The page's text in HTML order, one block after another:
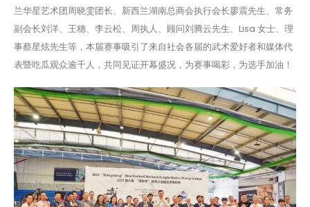
兰华星艺术团周晓雯团长、新西兰湖南总商会执行会长廖震先生、常务
副会长刘洋、王穗、李云松、周执人、顾问刘腾云先生、Lisa 女士、理
事蔡星炫先生等，本届赛事吸引了来自社会各届的武术爱好者和媒体代
表暨吃瓜观众逾千人，共同见证开幕盛况，为赛事喝彩，为选手加油！